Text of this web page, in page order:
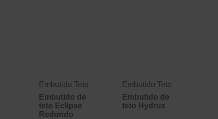
Embutido Teto
Embutido de
teto Eclipse
Redondo
Embutido Teto
Embutido de
teto Hydrus